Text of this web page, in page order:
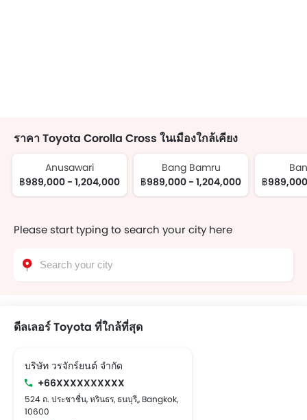
ราคา Toyota Corolla Cross ในเมืองใกล้เคียง
Anusawari
฿989,000 - 1,204,000
Bang Bamru
฿989,000 - 1,204,000
฿
Please start typing to search your city here
ดีลเลอร์ Toyota ที่ใกล้ที่สุด
บริษัท วรจักร์ยนต์ จำกัด
+66XXXXXXXXXX
524 ถ. ประชาชื่น, หรินธร, ธนบุรี,, Bangkok,
10600